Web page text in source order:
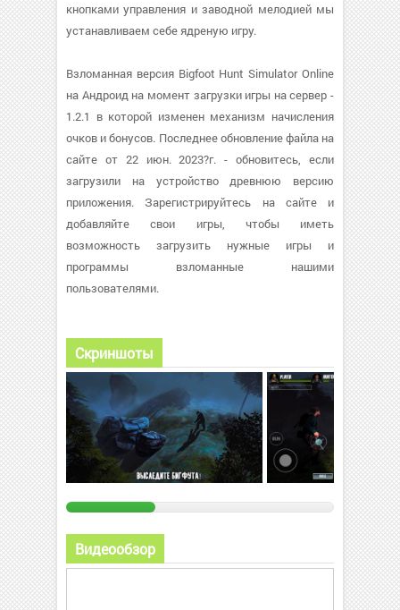
кнопками управления и заводной мелодией мы
устанавливаем себе ядреную игру.
Взломанная версия Bigfoot Hunt Simulator Online
на Андроид на момент загрузки игры на сервер -
1.2.1 в которой изменен механизм начисления
очков и бонусов. Последнее обновление файла на
сайте от 22 июн. 2023?г. - обновитесь, если
загрузили на устройство древнюю версию
приложения. Зарегистрируйтесь на сайте и
добавляйте свои игры, чтобы иметь
возможность загрузить нужные игры и
программы взломанные нашими
пользователями.
Скриншоты
Видеообзор